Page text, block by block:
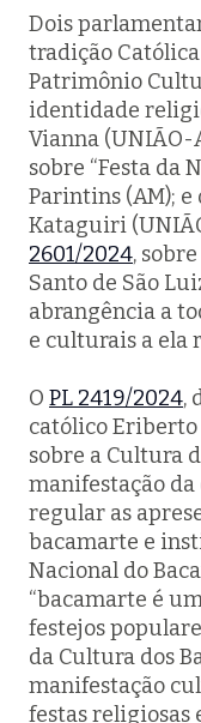
Dois
tradição
Patrimônio
identidade
Vianna (UNIÃO-
sobre “Festa da
Parintins (AM);
Kataguiri
2601/2024,
Santo de São
abrangência a
e culturais a ela
O PL 2419/2024,
católico Eriberto
sobre a Cultura
manifestação
regular as
bacamarte e
Nacional do
“bacamarte é
festejos
da Cultura dos
manifestação
festas religiosas